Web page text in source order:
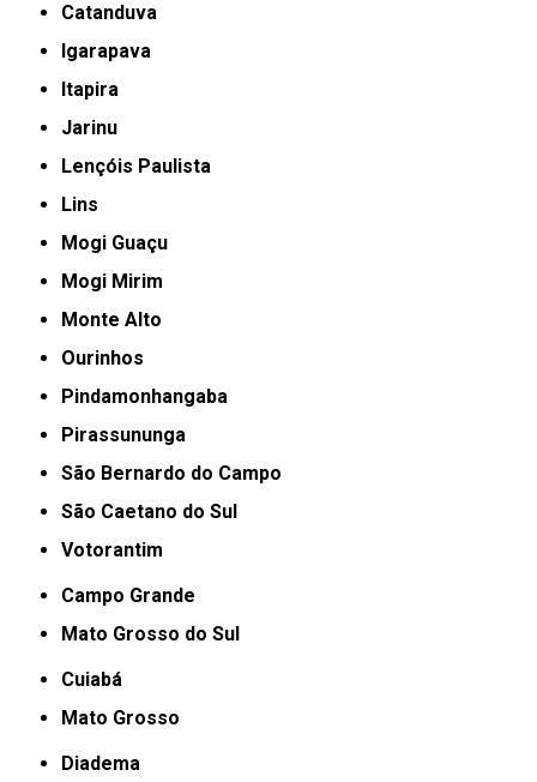
Catanduva
Igarapava
Itapira
Jarinu
Lençóis Paulista
Lins
Mogi Guaçu
Mogi Mirim
Monte Alto
Ourinhos
Pindamonhangaba
Pirassununga
São Bernardo do Campo
São Caetano do Sul
Votorantim
Campo Grande
Mato Grosso do Sul
Cuiabá
Mato Grosso
Diadema